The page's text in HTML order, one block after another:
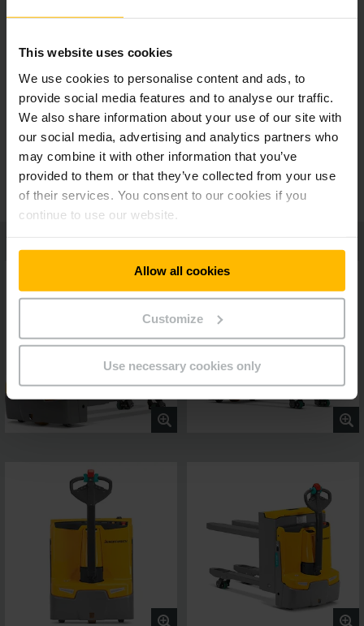
This website uses cookies
We use cookies to personalise content and ads, to
provide social media features and to analyse our traffic.
We also share information about your use of our site with
our social media, advertising and analytics partners who
may combine it with other information that you’ve
provided to them or that they’ve collected from your use
of their services. You consent to our cookies if you
continue to use our website.
Allow all cookies
Customize
Use necessary cookies only
Visada gerai informuotas
Impulsinė valdymo sistema
Papildoma įranga